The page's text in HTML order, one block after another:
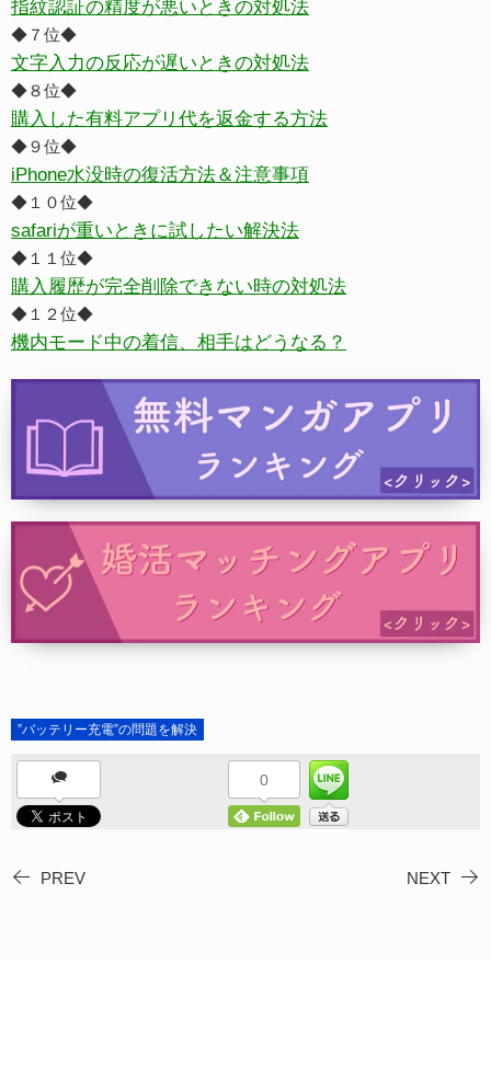
指紋認証の精度が悪いときの対処法
◆７位◆
文字入力の反応が遅いときの対処法
◆８位◆
購入した有料アプリ代を返金する方法
◆９位◆
iPhone水没時の復活方法＆注意事項
◆１０位◆
safariが重いときに試したい解決法
◆１１位◆
購入履歴が完全削除できない時の対処法
◆１２位◆
機内モード中の着信、相手はどうなる？
”バッテリー充電”の問題を解決
0
PREV NEXT